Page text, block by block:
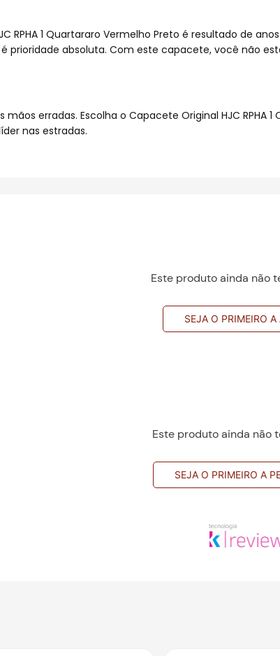
RPHA 1 Quartararo Vermelho Preto é resultado de
prioridade absoluta. Com este capacete, você não
mãos erradas. Escolha o Capacete Original HJC
nas estradas.
Este produto ainda não
SEJA O PRIMEIRO A
Este produto ainda não
SEJA O PRIMEIRO A